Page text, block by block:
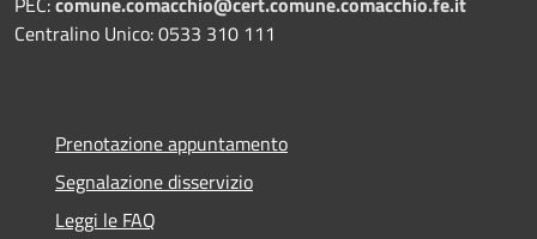
Centralino Unico: 0533 310 111
Prenotazione appuntamento
Segnalazione disservizio
Leggi le FAQ